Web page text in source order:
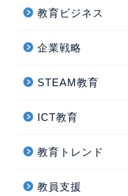
教育ビジネス
企業戦略
STEAM教育
ICT教育
教育トレンド
教員支援